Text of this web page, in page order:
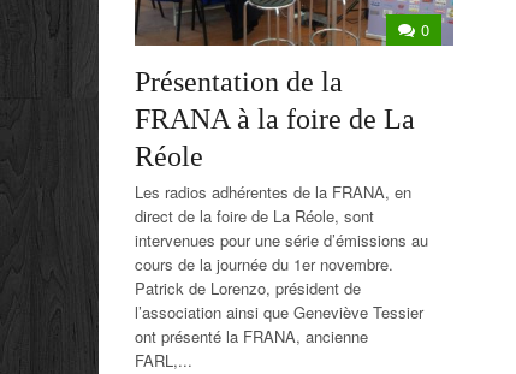
0
Présentation de la
FRANA à la foire de La
Réole
Les radios adhérentes de la FRANA, en
direct de la foire de La Réole, sont
intervenues pour une série d’émissions au
cours de la journée du 1er novembre.
Patrick de Lorenzo, président de
l’association ainsi que Geneviève Tessier
ont présenté la FRANA, ancienne
FARL,...